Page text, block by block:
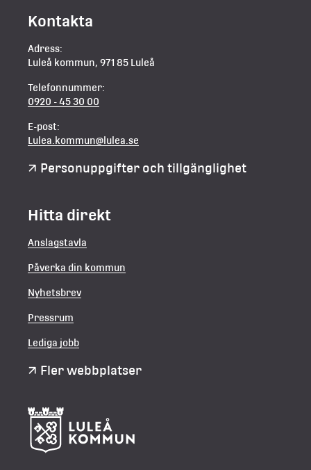
Kontakta
Adress:
Luleå kommun, 971 85 Luleå
Telefonnummer:
0920 - 45 30 00
E-post:
Lulea.kommun@lulea.se
Personuppgifter och tillgänglighet
Hitta direkt
Anslagstavla
Påverka din kommun
Nyhetsbrev
Pressrum
Lediga jobb
Fler webbplatser